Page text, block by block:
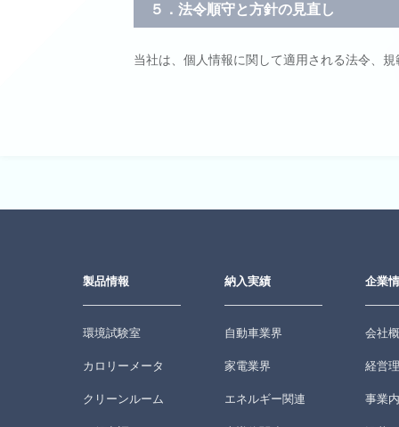
５．法令順守と方針の見直し
当社は、個人情報に関して適用される法令、
製品情報
環境試験室
カロリーメータ
クリーンルーム
納入実績
自動車業界
家電業界
エネルギー関連
企業
会社
経営
事業